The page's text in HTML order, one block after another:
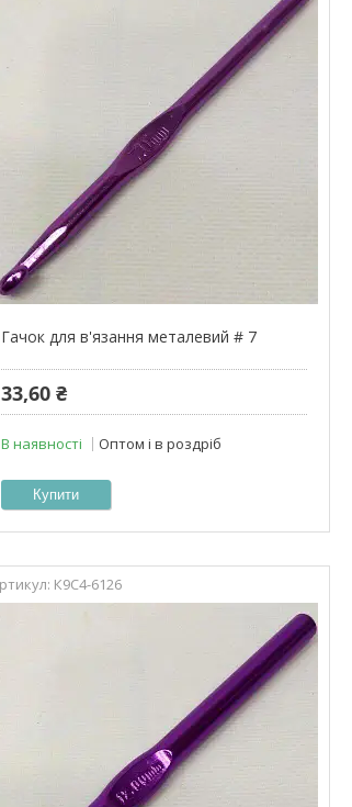
Гачок для в'язання металевий # 7
33,60 ₴
В наявності Оптом і в роздріб
Купити
К9С4-6126